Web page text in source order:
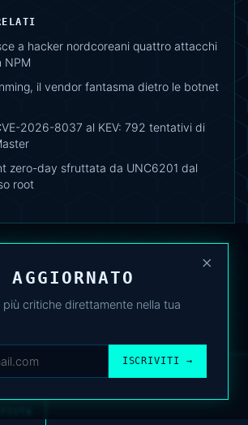
a hacker nordcoreani quattro attacchi
NPM
il vendor fantasma dietro le botnet
2026-8037 al KEV: 792 tentativi di
zero-day sfruttata da UNC6201 dal
root
×
AGGIORNATO
più critiche direttamente nella tua
ISCRIVITI →
·FAQ PRIVACY·COOKIE POLICY